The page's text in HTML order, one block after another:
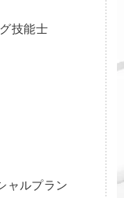
技能士
ャルプラン